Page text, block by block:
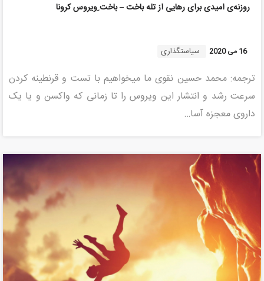
روزنه‌ی امیدی برای رهایی از تله باخت – باخت ِویروس کرونا
16 می 2020 سیاستگذاری
ترجمه: محمد حسین نقوی ما می­خواهیم با تست و قرنطینه کردن
سرعت رشد و انتشار این ویروس را تا زمانی که واکسن و یا یک
داروی معجزه آسا…